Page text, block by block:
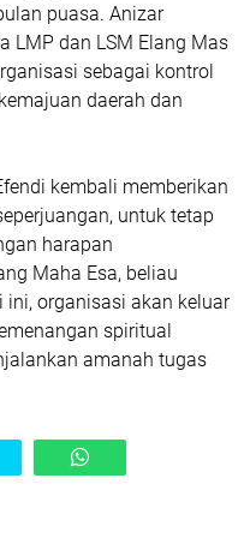
puasa. Anizar
LMP dan LSM Elang Mas
sebagai kontrol
daerah dan
kembali memberikan
untuk tetap
harapan
Maha Esa, beliau
organisasi akan keluar
spiritual
amanah tugas